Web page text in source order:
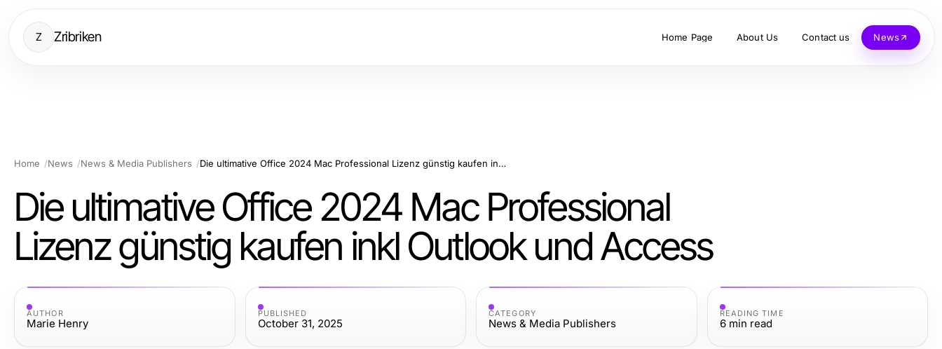
Z Zribriken Home Page About Us Contact us News
Home News News & Media Publishers Die ultimative Office 2024 Mac Professional Lizenz günstig kaufen inkl Outlook und Access
Die ultimative Office 2024 Mac Professional
Lizenz günstig kaufen inkl Outlook und Access
AUTHOR
Marie Henry
PUBLISHED
October 31, 2025
CATEGORY
News & Media Publishers
READING TIME
6 min read